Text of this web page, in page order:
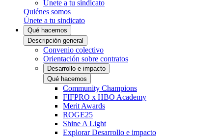
Únete a tu sindicato
Quiénes somos
Únete a tu sindicato
Qué hacemos
Descripción general
Convenio colectivo
Orientación sobre contratos
Desarrollo e impacto
Qué hacemos
Community Champions
FIFPRO x HBO Academy
Merit Awards
ROGE25
Shine A Light
Explorar Desarrollo e impacto